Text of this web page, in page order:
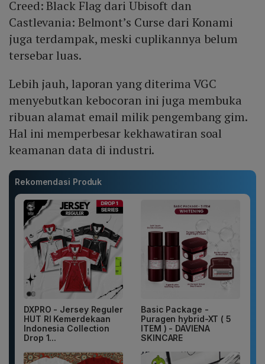
Creed: Black Flag dari Ubisoft dan
Castlevania: Belmont’s Curse dari Konami
juga terdampak, meski cuplikannya belum
tersebar luas.
Lebih jauh, laporan yang diterima VGC
menyebutkan kebocoran ini juga membuka
ribuan alamat email milik pengembang gim.
Hal ini memperbesar kekhawatiran soal
keamanan data di industri.
Rekomendasi Produk
DXPRO - Jersey Reguler
HUT RI Kemerdekaan
Indonesia Collection
Drop 1...
Basic Package -
Puragen hybrid-XT ( 5
ITEM ) - DAVIENA
SKINCARE